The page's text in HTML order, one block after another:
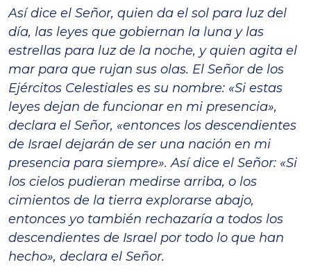
Así dice el Señor, quien da el sol para luz del
día, las leyes que gobiernan la luna y las
estrellas para luz de la noche, y quien agita el
mar para que rujan sus olas. El Señor de los
Ejércitos Celestiales es su nombre: «Si estas
leyes dejan de funcionar en mi presencia»,
declara el Señor, «entonces los descendientes
de Israel dejarán de ser una nación en mi
presencia para siempre». Así dice el Señor: «Si
los cielos pudieran medirse arriba, o los
cimientos de la tierra explorarse abajo,
entonces yo también rechazaría a todos los
descendientes de Israel por todo lo que han
hecho», declara el Señor.